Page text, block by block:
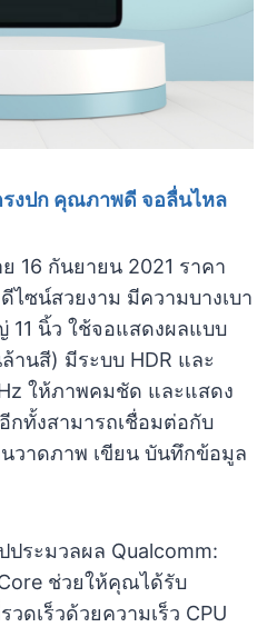
งปก คุณภาพดี จอลื่นไหล
16 กันยายน 2021 ราคา
ซน์สวยงาม มีความบางเบา
นิ้ว ใช้จอแสดงผลแบบ
านสี) มีระบบ HDR และ
ให้ภาพคมชัด และแสดง
กทั้งสามารถเชื่อมต่อกับ
วาดภาพ เขียน บันทึกข้อมูล
ระมวลผล Qualcomm:
ช่วยให้คุณได้รับ
ดเร็วด้วยความเร็ว CPU